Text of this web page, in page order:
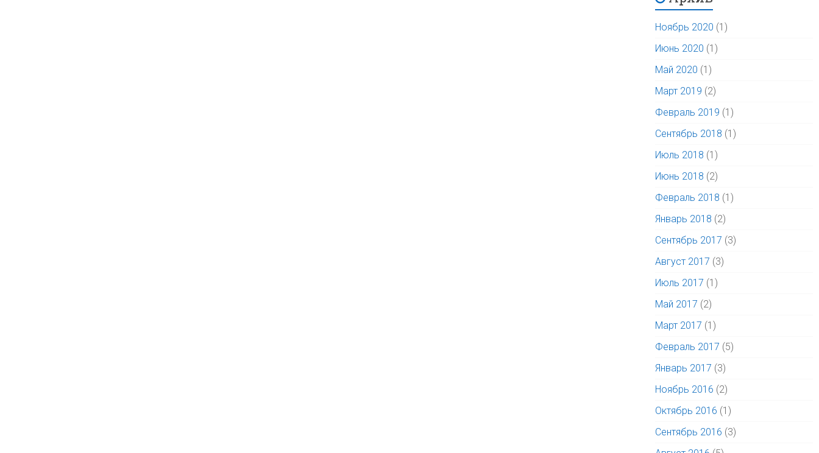
Ноябрь 2020 (1)
Июнь 2020 (1)
Май 2020 (1)
Март 2019 (2)
Февраль 2019 (1)
Сентябрь 2018 (1)
Июль 2018 (1)
Июнь 2018 (2)
Февраль 2018 (1)
Январь 2018 (2)
Сентябрь 2017 (3)
Август 2017 (3)
Июль 2017 (1)
Май 2017 (2)
Март 2017 (1)
Февраль 2017 (5)
Январь 2017 (3)
Ноябрь 2016 (2)
Октябрь 2016 (1)
Сентябрь 2016 (3)